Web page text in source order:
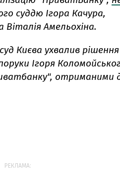
суддю Ігора Качура,
Амельохіна.
Києва ухвалив
Ігоря
отриманими
РЕКЛАМА: